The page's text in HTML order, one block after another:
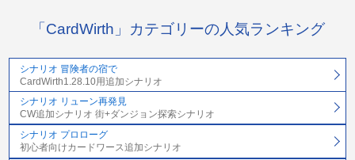
「CardWirth」カテゴリーの人気ランキング
シナリオ 冒険者の宿で
CardWirth1.28.10用追加シナリオ
シナリオ リューン再発見
CW追加シナリオ 街+ダンジョン探索シナリオ
シナリオ プロローグ
初心者向けカードワース追加シナリオ